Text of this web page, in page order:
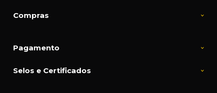
Compras
Pagamento
Selos e Certificados